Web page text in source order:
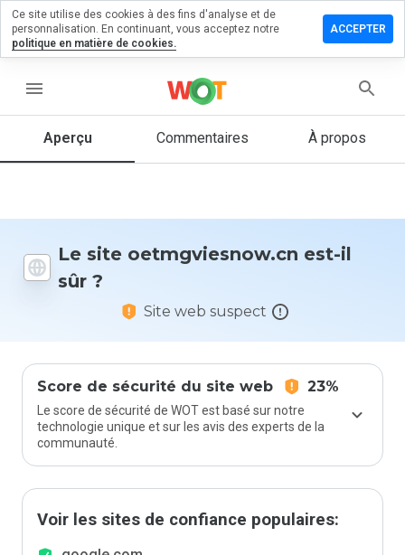
menu
Aperçu Commentaires À propos
Le site oetmgviesnow.cn est-il
sûr ?
Site web suspect
Score de sécurité du site web 23%
Le score de sécurité de WOT est basé sur notre
technologie unique et sur les avis des experts de la
communauté.
Voir les sites de confiance populaires:
un
sur
Quelle
donneriez-
Ce site utilise des cookies à des fins d'analyse et de
personnalisation. En continuant, vous acceptez notre
politique en matière de cookies.
ACCEPTER